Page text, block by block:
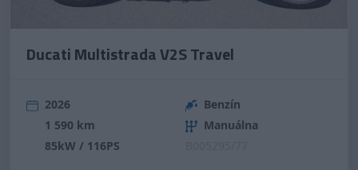
Ducati Multistrada V2S Travel
2026
1 590 km
85kW / 116PS
Benzín
Manuálna